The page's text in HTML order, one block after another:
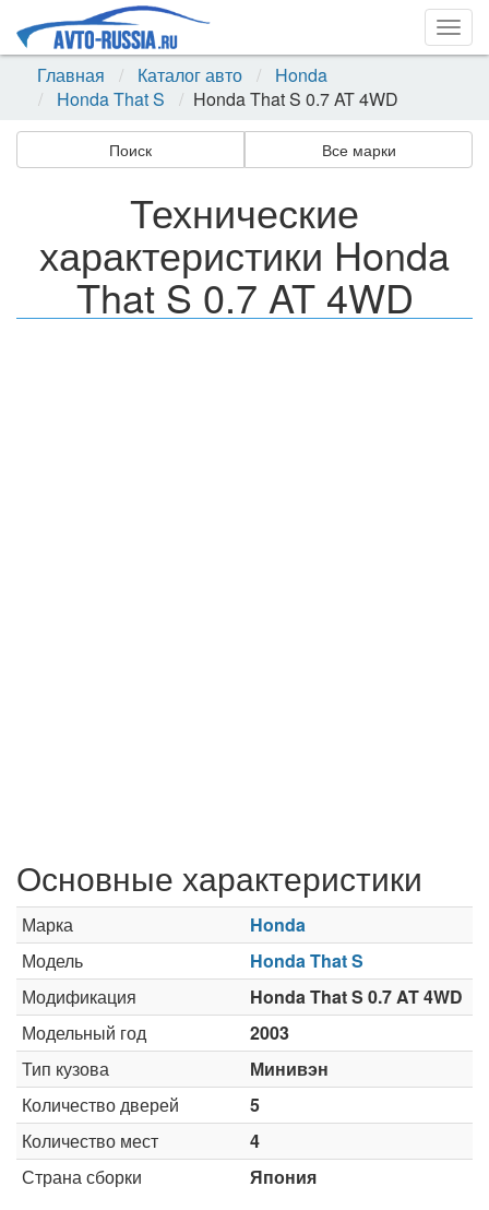
Главная
Каталог авто
Honda
Honda That S
Honda That S 0.7 AT 4WD
Поиск Все марки
Технические
характеристики Honda
That S 0.7 AT 4WD
Основные характеристики
Марка
Honda
Модель
Honda That S
Модификация
Honda That S 0.7 AT 4WD
Модельный год
2003
Тип кузова
Минивэн
Количество дверей
5
Количество мест
4
Страна сборки
Япония